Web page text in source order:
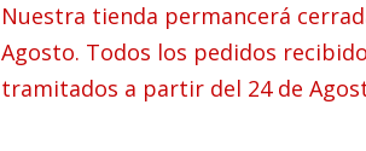
Nuestra tienda permancerá
Agosto. Todos los pedidos
tramitados a partir del 24 de